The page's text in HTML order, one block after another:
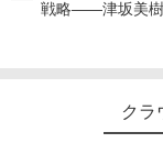
戦略――津坂美樹
クラ